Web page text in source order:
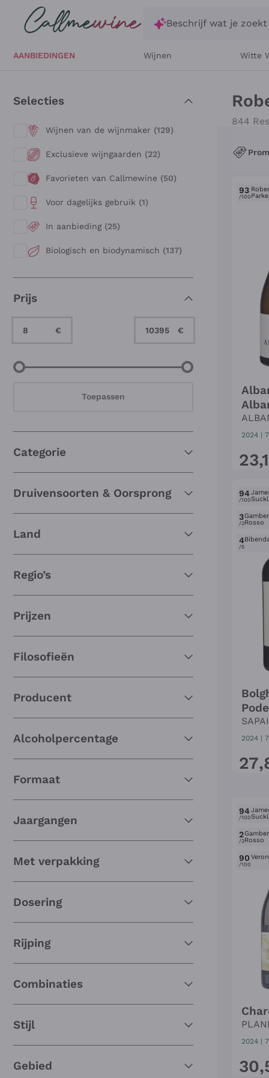
Ga direct naar de hoofdinhoud
Beschrijf wat je zoekt
AANBIEDINGEN Wijnen Witte
Selecties
Wijnen van de wijnmaker (129)
Exclusieve wijngaarden (22)
Favorieten van Callmewine (50)
Voor dagelijks gebruik (1)
In aanbieding (25)
Biologisch en biodynamisch (137)
(223)
Prijs
€ €
Minimum Value
Maximum Value
Toepassen
Categorie
Druivensoorten & Oorsprong
Land
Regio’s
Prijzen
Filosofieën
Producent
Alcoholpercentage
Formaat
Jaargangen
Met verpakking
Dosering
Rijping
Combinaties
Stijl
Gebied
844
93
/100
2024
23,
94
/100
3
/3Rosso
4
/5
2024
27,
94
/100
2
/3Rosso
90
/100
2024
30,